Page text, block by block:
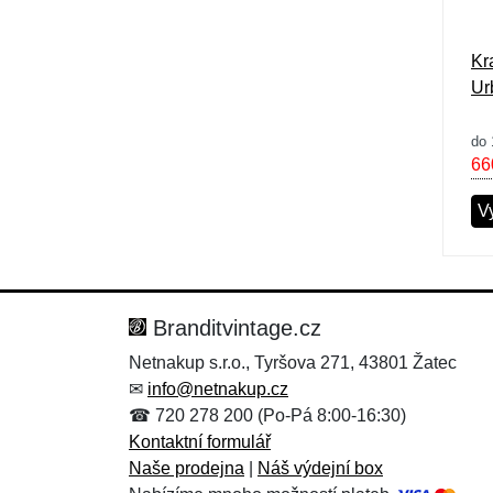
do
Branditvintage.cz
Netnakup s.r.o., Tyršova 271, 43801 Žatec
✉ info@netnakup.cz
☎ 720 278 200 (Po-Pá 8:00-16:30)
Kontaktní formulář
Naše prodejna
Náš výdejní box